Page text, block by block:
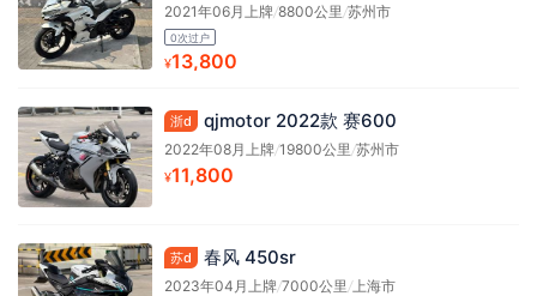
2021年06月上牌/8800公里 /苏州市
0次过户
¥13,800
浙d qjmotor 2022款 赛600
2022年08月上牌/19800公里 /苏州市
¥11,800
苏d 春风 450sr
2023年04月上牌/7000公里 /上海市